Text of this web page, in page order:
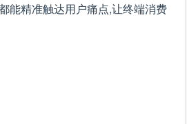
能精准触达用户痛点,让终端消费